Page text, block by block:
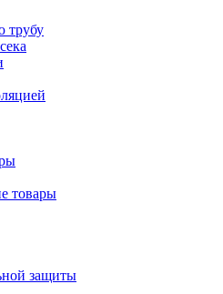
трубу
товары
защиты